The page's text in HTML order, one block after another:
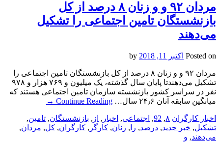
مردان ۹۲ و و زنان ۸ درصد از کل
بازنشستگان تامین اجتماعی را تشکیل
می‌دهند
Posted on اکتبر 11, 2018
مردان ۹۲ و و زنان ۸ درصد از کل بازنشستگان تامین اجتماعی را
تشکیل می‌دهندتا پایان سال گذشته، یک میلیون و ۷۶۹ هزار و ۹۷۸
نفر در سراسر کشور بازنشسته سازمان تامین اجتماعی هستند که
میانگین سابقه آنان ۲۴٫۶ سال…
Continue Reading
→
اخبار کارگران ۸,
92
, اجتماعی, اخبار , از , بازنشستگان, تامین,
تشکیل, خبر جدید, درصد, را , زنان, کارگر , کارگران, کل, مردان,
می‌دهند, و